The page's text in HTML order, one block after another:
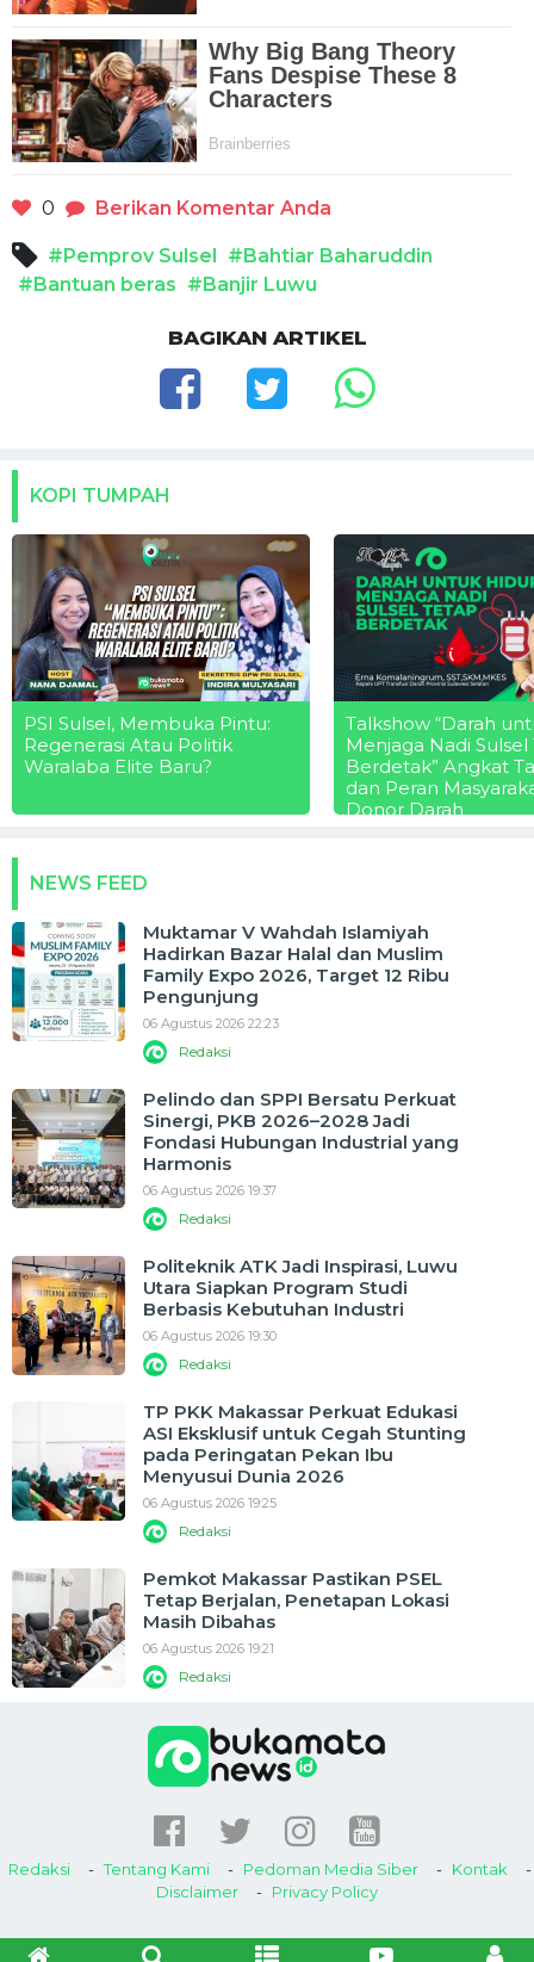
0 Berikan Komentar Anda
#Pemprov Sulsel #Bahtiar Baharuddin
#Bantuan beras #Banjir Luwu
BAGIKAN ARTIKEL
KOPI TUMPAH
PSI Sulsel, Membuka Pintu:
Regenerasi Atau Politik
Waralaba Elite Baru?
Talkshow “Darah
Menjaga Nadi Sulsel
Berdetak” Angkat
dan Peran
Donor Darah
NEWS FEED
Muktamar V Wahdah Islamiyah
Hadirkan Bazar Halal dan Muslim
Family Expo 2026, Target 12 Ribu
Pengunjung
06 Agustus 2026 22:23
Redaksi
Pelindo dan SPPI Bersatu Perkuat
Sinergi, PKB 2026–2028 Jadi
Fondasi Hubungan Industrial yang
Harmonis
06 Agustus 2026 19:37
Redaksi
Politeknik ATK Jadi Inspirasi, Luwu
Utara Siapkan Program Studi
Berbasis Kebutuhan Industri
06 Agustus 2026 19:30
Redaksi
TP PKK Makassar Perkuat Edukasi
ASI Eksklusif untuk Cegah Stunting
pada Peringatan Pekan Ibu
Menyusui Dunia 2026
06 Agustus 2026 19:25
Redaksi
Pemkot Makassar Pastikan PSEL
Tetap Berjalan, Penetapan Lokasi
Masih Dibahas
06 Agustus 2026 19:21
Redaksi
Redaksi Tentang Kami Pedoman Media Siber
Kontak
Disclaimer
Privacy Policy